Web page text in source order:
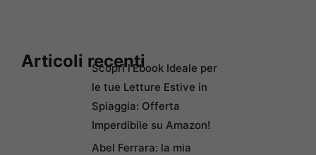
Articoli recentiScopri l’Ebook Ideale per
le tue Letture Estive in
Spiaggia: Offerta
Imperdibile su Amazon!
Abel Ferrara: la mia